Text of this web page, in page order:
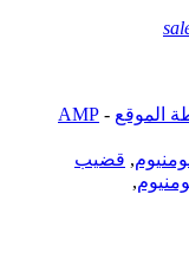
الموقع -
AMP
, قضيب
,